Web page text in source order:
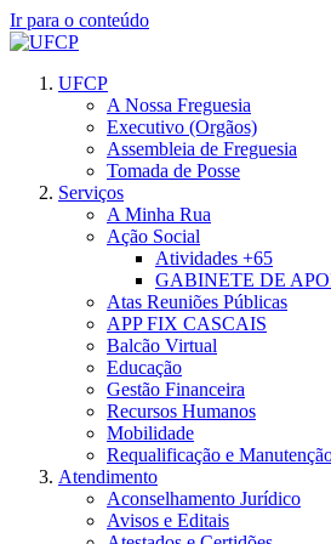
Ir para o conteúdo
UFCP
A Nossa Freguesia
Executivo (Orgãos)
Assembleia de Freguesia
Tomada de Posse
Serviços
A Minha Rua
Ação Social
Atividades +65
GABINETE DE
Atas Reuniões Públicas
APP FIX CASCAIS
Balcão Virtual
Educação
Gestão Financeira
Recursos Humanos
Mobilidade
Requalificação e
Atendimento
Aconselhamento Jurídico
Avisos e Editais